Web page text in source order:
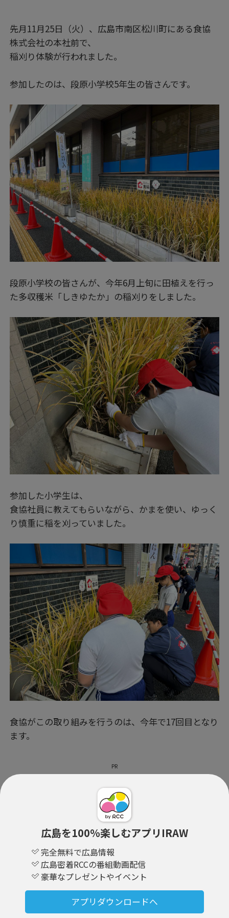
広島を100％楽しむアプリIRAW
完全無料で広島情報
広島密着RCCの番組動画配信
豪華なプレゼントやイベント
アプリダウンロードへ
先月11月25日（火）、広島市南区松川町にある食協
株式会社の本社前で、
稲刈り体験が行われました。
参加したのは、段原小学校5年生の皆さんです。
段原小学校の皆さんが、今年6月上旬に田植えを行っ
た多収穫米「しきゆたか」の稲刈りをしました。
参加した小学生は、
食協社員に教えてもらいながら、かまを使い、ゆっく
り慎重に稲を刈っていました。
食協がこの取り組みを行うのは、今年で17回目となり
ます。
PR